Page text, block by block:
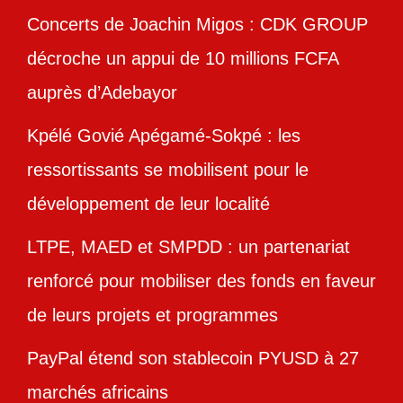
Concerts de Joachin Migos : CDK GROUP
décroche un appui de 10 millions FCFA
auprès d’Adebayor
Kpélé Govié Apégamé-Sokpé : les
ressortissants se mobilisent pour le
développement de leur localité
LTPE, MAED et SMPDD : un partenariat
renforcé pour mobiliser des fonds en faveur
de leurs projets et programmes
PayPal étend son stablecoin PYUSD à 27
marchés africains